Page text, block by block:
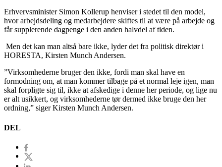
Erhvervsminister Simon Kollerup henviser i stedet til den model,
hvor arbejdsdeling og medarbejdere skiftes til at være på arbejde og
får supplerende dagpenge i den anden halvdel af tiden.
Men det kan man altså bare ikke, lyder det fra politisk direktør i
HORESTA, Kirsten Munch Andersen.
”Virksomhederne bruger den ikke, fordi man skal have en
formodning om, at man kommer tilbage på et normal leje igen, man
skal forpligte sig til, ikke at afskedige i denne her periode, og lige nu
er alt usikkert, og virksomhederne tør dermed ikke bruge den her
ordning,” siger Kirsten Munch Andersen.
DEL